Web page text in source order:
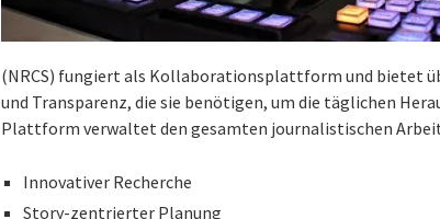
(NRCS) fungiert als Kollaborationsplattform und bietet
und Transparenz, die sie benötigen, um die täglichen
Plattform verwaltet den gesamten journalistischen
Innovativer Recherche
Story-zentrierter Planung